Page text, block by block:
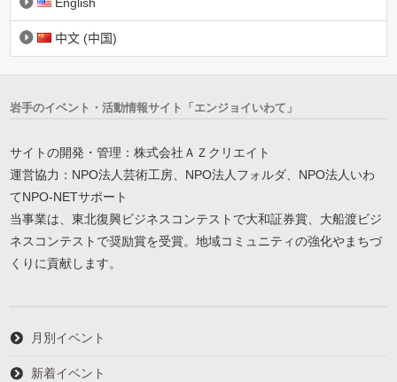
English
中文 (中国)
岩手のイベント・活動情報サイト「エンジョイいわて」
サイトの開発・管理：株式会社ＡＺクリエイト
運営協力：NPO法人芸術工房、NPO法人フォルダ、NPO法人いわ
てNPO-NETサポート
当事業は、東北復興ビジネスコンテストで大和証券賞、大船渡ビジ
ネスコンテストで奨励賞を受賞。地域コミュニティの強化やまちづ
くりに貢献します。
月別イベント
新着イベント